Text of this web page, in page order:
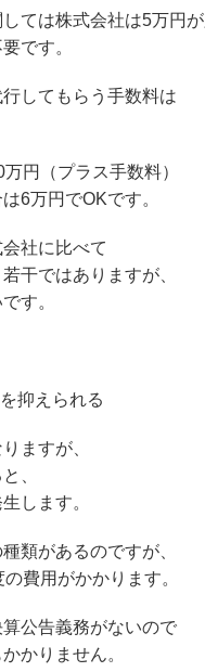
ては株式会社は5万円
です。
してもらう手数料は
円（プラス手数料）
6万円でOKです。
社に比べて
干ではありますが、
す。
抑えられる
ますが、
、
します。
類があるのですが、
費用がかかります。
公告義務がないので
かりません。